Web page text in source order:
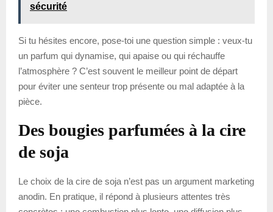
sécurité
Si tu hésites encore, pose-toi une question simple : veux-tu
un parfum qui dynamise, qui apaise ou qui réchauffe
l’atmosphère ? C’est souvent le meilleur point de départ
pour éviter une senteur trop présente ou mal adaptée à la
pièce.
Des bougies parfumées à la cire
de soja
Le choix de la cire de soja n’est pas un argument marketing
anodin. En pratique, il répond à plusieurs attentes très